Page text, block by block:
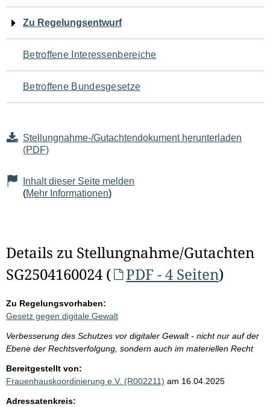
für
den
Seiteninhalt
Zu Regelungsentwurf
Betroffene Interessenbereiche
Betroffene Bundesgesetze
Stellungnahme-/Gutachtendokument herunterladen
(PDF)
Inhalt dieser Seite melden
(Mehr Informationen)
Details zu Stellungnahme/Gutachten
SG2504160024 (
PDF - 4 Seiten)
Zu Regelungsvorhaben:
Gesetz gegen digitale Gewalt
Verbesserung des Schutzes vor digitaler Gewalt - nicht nur auf der
Ebene der Rechtsverfolgung, sondern auch im materiellen Recht
Bereitgestellt von:
Frauenhauskoordinierung e.V. (R002211) am 16.04.2025
Adressatenkreis: